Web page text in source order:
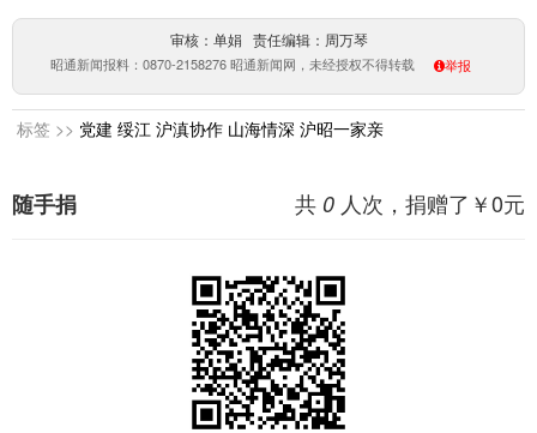
审核：单娟 责任编辑：周万琴
昭通新闻报料：0870-2158276 昭通新闻网，未经授权不得转载 举报
标签 >> 党建 绥江 沪滇协作 山海情深 沪昭一家亲
共 0 人次，捐赠了￥0元
随手捐